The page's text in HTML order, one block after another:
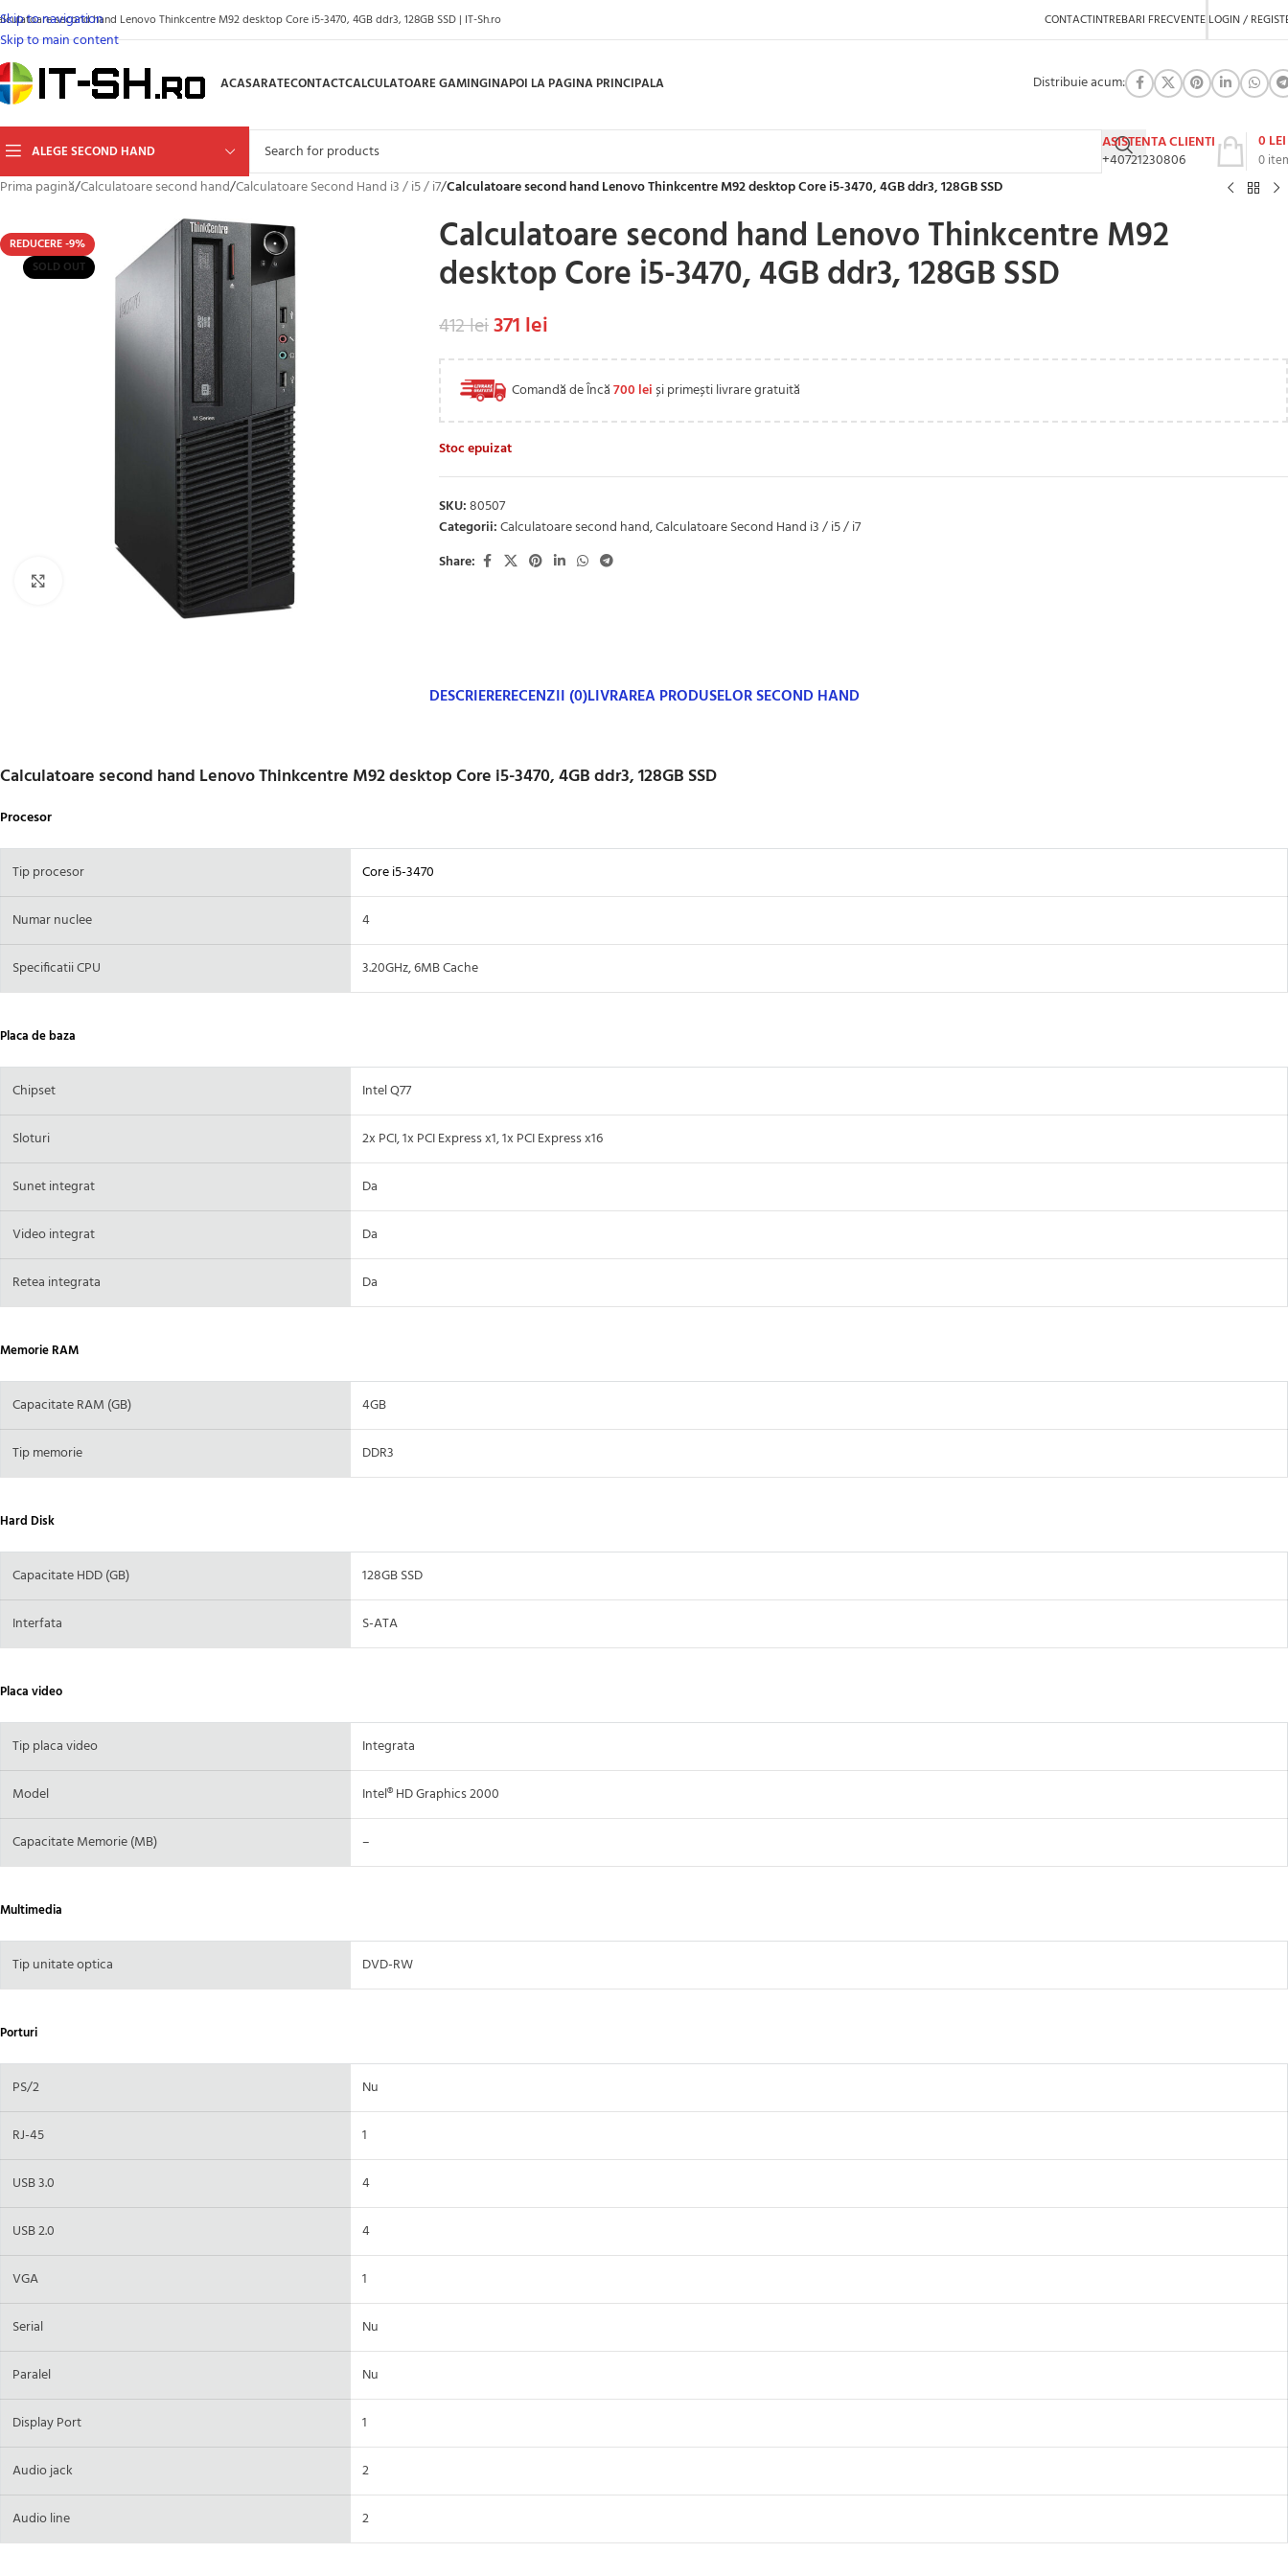
Skip to navigation
Skip to main content
second hand Lenovo Thinkcentre M92 desktop Core i5-3470, 4GB ddr3, 128GB SSD | IT-Sh.ro CONTACTINTREBARI FRECVENTE LOGIN /
ACASARATECONTACTCALCULATOARE GAMINGINAPOI LA PAGINA PRINCIPALA Distribuie acum:
ALEGE SECOND HAND
ASISTENTA CLIENTI
+40721230806
0
0 LEI
Prima pagină/Calculatoare second hand/Calculatoare Second Hand i3 / i5 / i7/Calculatoare second hand Lenovo Thinkcentre M92 desktop Core i5-3470, 4GB ddr3, 128GB SSD
REDUCERE -9%
SOLD OUT
Click to enlarge
Calculatoare second hand Lenovo Thinkcentre M92
desktop Core i5-3470, 4GB ddr3, 128GB SSD
412lei371 lei
Comandă de Încă700 leiși primești livrare gratuită
Stoc epuizat
SKU:80507
Categorii:Calculatoare second hand,Calculatoare Second Hand i3 / i5 / i7
Share:
DESCRIERERECENZII (0)LIVRAREA PRODUSELOR SECOND HAND
Calculatoare second hand Lenovo Thinkcentre M92 desktop Core i5-3470, 4GB ddr3, 128GB SSD
Procesor
Tip procesor Core i5-3470
Numar nuclee 4
Specificatii CPU 3.20GHz, 6MB Cache
Placa de baza
Chipset Intel Q77
Sloturi 2x PCI, 1x PCI Express x1, 1x PCI Express x16
Sunet integrat Da
Video integrat Da
Retea integrata Da
Memorie RAM
Capacitate RAM (GB) 4GB
Tip memorie DDR3
Hard Disk
Capacitate HDD (GB) 128GB SSD
Interfata S-ATA
Placa video
Tip placa video Integrata
Model Intel® HD Graphics 2000
Capacitate Memorie (MB) –
Multimedia
Tip unitate optica DVD-RW
Porturi
PS/2 Nu
RJ-45 1
USB 3.0 4
USB 2.0 4
VGA 1
Serial Nu
Paralel Nu
Display Port 1
Audio jack 2
Audio line 2